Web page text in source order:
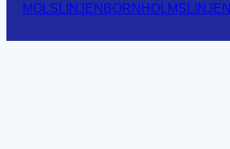
MOLSLINJEN BORNHOLMSLINJEN